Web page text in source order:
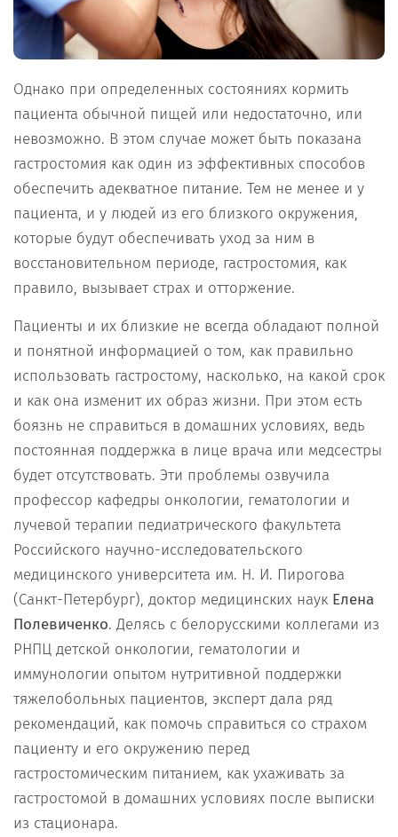
Однако при определенных состояниях кормить
пациента обычной пищей или недостаточно, или
невозможно. В этом случае может быть показана
гастростомия как один из эффективных способов
обеспечить адекватное питание. Тем не менее и у
пациента, и у людей из его близкого окружения,
которые будут обеспечивать уход за ним в
восстановительном периоде, гастростомия, как
правило, вызывает страх и отторжение.
Пациенты и их близкие не всегда обладают полной
и понятной информацией о том, как правильно
использовать гастростому, насколько, на какой срок
и как она изменит их образ жизни. При этом есть
боязнь не справиться в домашних условиях, ведь
постоянная поддержка в лице врача или медсестры
будет отсутствовать. Эти проблемы озвучила
профессор кафедры онкологии, гематологии и
лучевой терапии педиатрического факультета
Российского научно-исследовательского
медицинского университета им. Н. И. Пирогова
(Санкт-Петербург), доктор медицинских наук Елена
Полевиченко. Делясь с белорусскими коллегами из
РНПЦ детской онкологии, гематологии и
иммунологии опытом нутритивной поддержки
тяжелобольных пациентов, эксперт дала ряд
рекомендаций, как помочь справиться со страхом
пациенту и его окружению перед
гастростомическим питанием, как ухаживать за
гастростомой в домашних условиях после выписки
из стационара.